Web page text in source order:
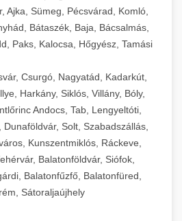
Ajka, Sümeg, Pécsvárad, Komló,
Bátaszék, Baja, Bácsalmás,
Paks, Kalocsa, Hőgyész, Tamási
Csurgó, Nagyatád, Kadarkút,
Harkány, Siklós, Villány, Bóly,
Andocs, Tab, Lengyeltóti,
Solt, Szabadszállás,
Kunszentmiklós, Ráckeve,
Balatonföldvár, Siófok,
Balatonfűzfő, Balatonfüred,
Sátoraljaújhely